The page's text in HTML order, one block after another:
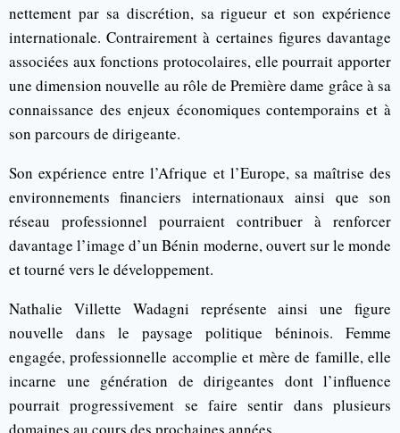
nettement par sa discrétion, sa rigueur et son expérience
internationale. Contrairement à certaines figures davantage
associées aux fonctions protocolaires, elle pourrait apporter
une dimension nouvelle au rôle de Première dame grâce à sa
connaissance des enjeux économiques contemporains et à
son parcours de dirigeante.
Son expérience entre l’Afrique et l’Europe, sa maîtrise des
environnements financiers internationaux ainsi que son
réseau professionnel pourraient contribuer à renforcer
davantage l’image d’un Bénin moderne, ouvert sur le monde
et tourné vers le développement.
Nathalie Villette Wadagni représente ainsi une figure
nouvelle dans le paysage politique béninois. Femme
engagée, professionnelle accomplie et mère de famille, elle
incarne une génération de dirigeantes dont l’influence
pourrait progressivement se faire sentir dans plusieurs
domaines au cours des prochaines années.